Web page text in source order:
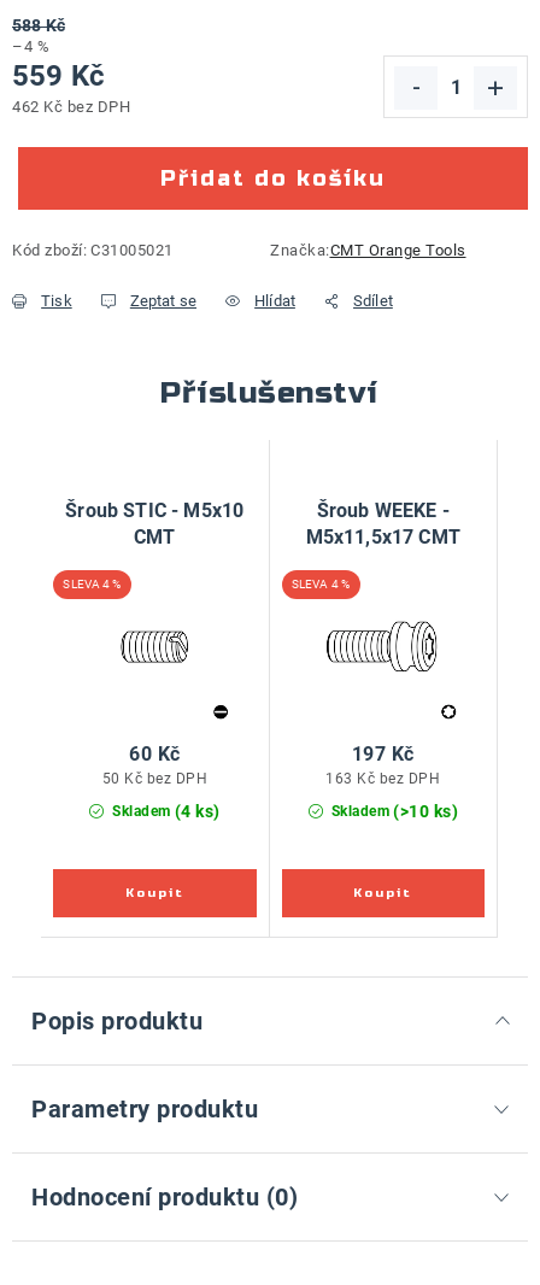
588 Kč
–4 %
559 Kč
462 Kč bez DPH
Přidat do košíku
Kód zboží: C31005021 Značka:CMT Orange Tools
Tisk Zeptat se Hlídat Sdílet
Příslušenství
Šroub STIC - M5x10
CMT
4 %
Skladem (4 ks)
50 Kč bez DPH
60 Kč
Šroub WEEKE -
M5x11,5x17 CMT
4 %
Skladem (>10 ks)
163 Kč bez DPH
197 Kč
Popis produktu
Parametry produktu
Hodnocení produktu (0)